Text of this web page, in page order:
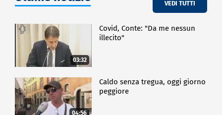
VEDI TUTTI
03:32
Covid, Conte: "Da me nessun
illecito"
04:56
Caldo senza tregua, oggi giorno
peggiore